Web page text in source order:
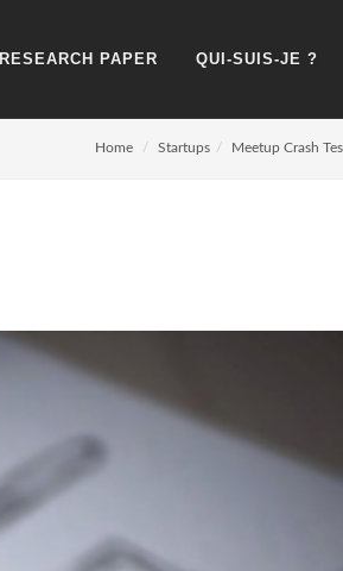
RESEARCH PAPER QUI-SUIS-JE ?
Home Startups Meetup Crash